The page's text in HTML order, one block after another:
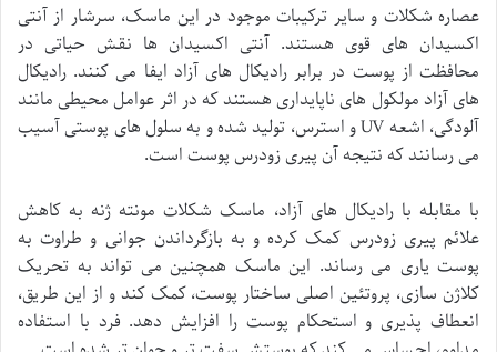
عصاره شکلات و سایر ترکیبات موجود در این ماسک، سرشار از آنتی
اکسیدان های قوی هستند. آنتی اکسیدان ها نقش حیاتی در
محافظت از پوست در برابر رادیکال های آزاد ایفا می کنند. رادیکال
های آزاد مولکول های ناپایداری هستند که در اثر عوامل محیطی مانند
آلودگی، اشعه UV و استرس، تولید شده و به سلول های پوستی آسیب
می رسانند که نتیجه آن پیری زودرس پوست است.
با مقابله با رادیکال های آزاد، ماسک شکلات مونته ژنه به کاهش
علائم پیری زودرس کمک کرده و به بازگرداندن جوانی و طراوت به
پوست یاری می رساند. این ماسک همچنین می تواند به تحریک
کلاژن سازی، پروتئین اصلی ساختار پوست، کمک کند و از این طریق،
انعطاف پذیری و استحکام پوست را افزایش دهد. فرد با استفاده